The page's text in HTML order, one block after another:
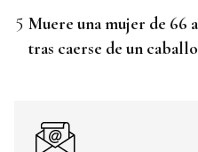
Muere una mujer de 66
tras caerse de un caballo